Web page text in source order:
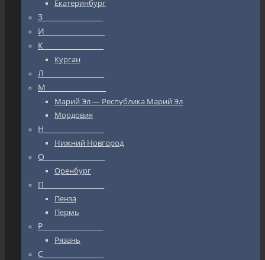
Екатеринбург
З_________________
И_________________
К_________________
Курган
Л_________________
М_________________
Марий Эл — Республика Марий Эл
Мордовия
Н_________________
Нижний Новгород
О_________________
Оренбург
П_________________
Пенза
Пермь
Р_________________
Рязань
С_________________